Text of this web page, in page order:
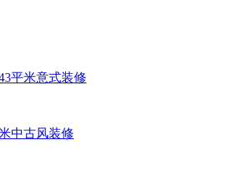
平米意式装修
中古风装修